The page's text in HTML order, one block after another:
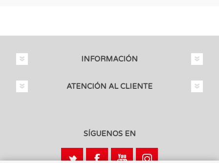
INFORMACIÓN
ATENCIÓN AL CLIENTE
SÍGUENOS EN